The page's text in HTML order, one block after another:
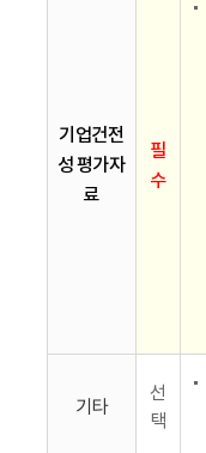
기업건전
성 평가자
료
필
수
기타
선
택